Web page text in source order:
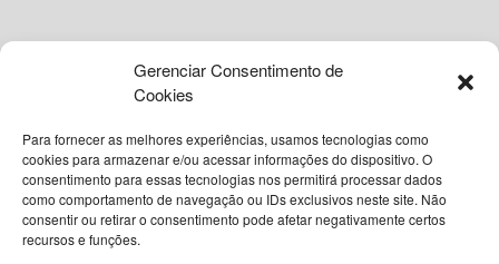
Gerenciar Consentimento de
Cookies
Para fornecer as melhores experiências, usamos tecnologias como
cookies para armazenar e/ou acessar informações do dispositivo. O
consentimento para essas tecnologias nos permitirá processar dados
como comportamento de navegação ou IDs exclusivos neste site. Não
consentir ou retirar o consentimento pode afetar negativamente certos
recursos e funções.
© 2026Grupo VIA365 Comunicação Estratégica
Navegue pelo nosso site